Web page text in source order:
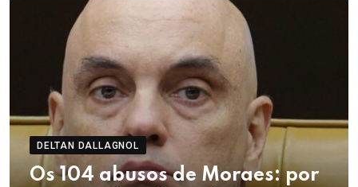
DELTAN DALLAGNOL
Os 104 abusos de Moraes: por